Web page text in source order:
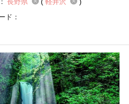
ド：